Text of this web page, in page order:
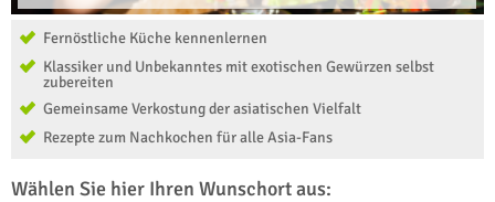
Fernöstliche Küche kennenlernen
Klassiker und Unbekanntes mit exotischen Gewürzen selbst
zubereiten
Gemeinsame Verkostung der asiatischen Vielfalt
Rezepte zum Nachkochen für alle Asia-Fans
Wählen Sie hier Ihren Wunschort aus: